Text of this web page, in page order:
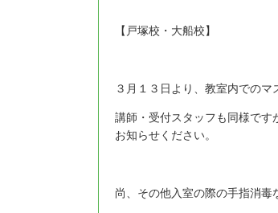
【戸塚校・大船校】
３月１３日より、教室内でのマ
講師・受付スタッフも同様で
お知らせください。
尚、その他入室の際の手指消毒